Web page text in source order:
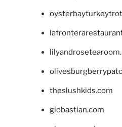
theslushkids.com
giobastian.com